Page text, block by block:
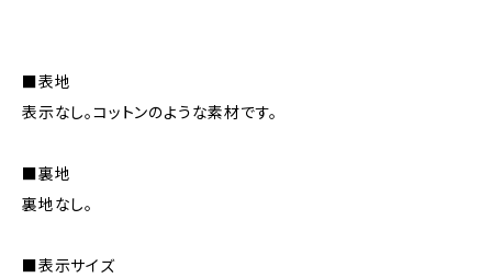
■表地
表示なし。コットンのような素材です。
■裏地
裏地なし。
■表示サイズ